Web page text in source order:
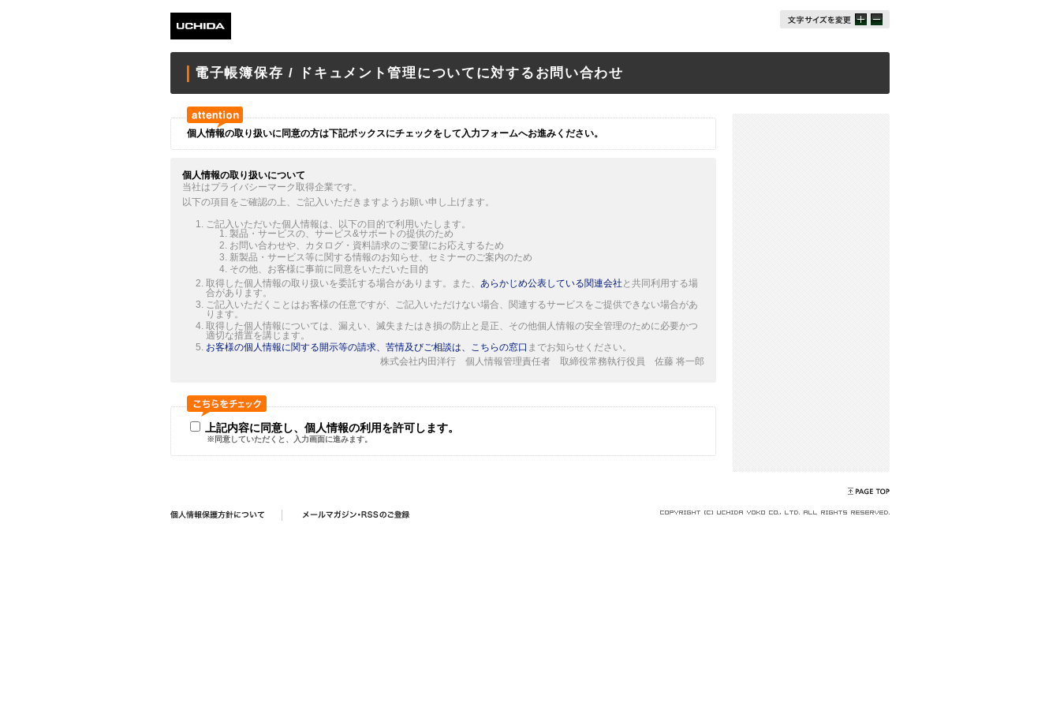
電子帳簿保存 / ドキュメント管理についてに対するお問い合わせ
個人情報の取り扱いに同意の方は下記ボックスにチェックをして入力フォームへお進みください。
個人情報の取り扱いについて
当社はプライバシーマーク取得企業です。
以下の項目をご確認の上、ご記入いただきますようお願い申し上げます。
ご記入いただいた個人情報は、以下の目的で利用いたします。
製品・サービスの、サービス&サポートの提供のため
お問い合わせや、カタログ・資料請求のご要望にお応えするため
新製品・サービス等に関する情報のお知らせ、セミナーのご案内のため
その他、お客様に事前に同意をいただいた目的
取得した個人情報の取り扱いを委託する場合があります。また、 あらかじめ公表している関連会社 と共同利用する場
合があります。
ご記入いただくことはお客様の任意ですが、ご記入いただけない場合、関連するサービスをご提供できない場合があ
ります。
取得した個人情報については、漏えい、滅失またはき損の防止と是正、その他個人情報の安全管理のために必要かつ
適切な措置を講じます。
お客様の個人情報に関する開示等の請求、苦情及びご相談は、こちらの窓口 までお知らせください。
株式会社内田洋行 個人情報管理責任者 取締役常務執行役員 佐藤 将一郎
上記内容に同意し、個人情報の利用を許可します。
※同意していただくと、入力画面に進みます。